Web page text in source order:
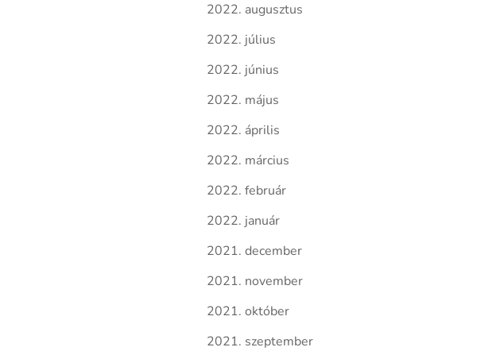
2022. augusztus
2022. július
2022. június
2022. május
2022. április
2022. március
2022. február
2022. január
2021. december
2021. november
2021. október
2021. szeptember